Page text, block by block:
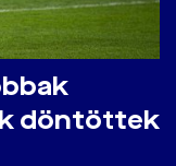
döntöttek